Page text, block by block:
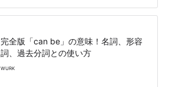
完全版「can be」の意味！名詞、形容
詞、過去分詞との使い方
WURK